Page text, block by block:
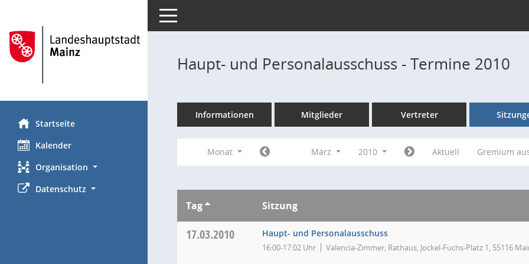
Startseite
Kalender
Organisation
Datenschutz
Toggle navigation
Haupt- und Personalausschuss - Termine 2010
Informationen Mitglieder Vertreter
Monat März 2010 Aktuell Gremium
Tag Sitzung
17.03.2010 Haupt- und Personalausschuss
16:00-17:02 Uhr Valencia-Zimmer, Rathaus, Jockel-Fuchs-Platz 1, 55116